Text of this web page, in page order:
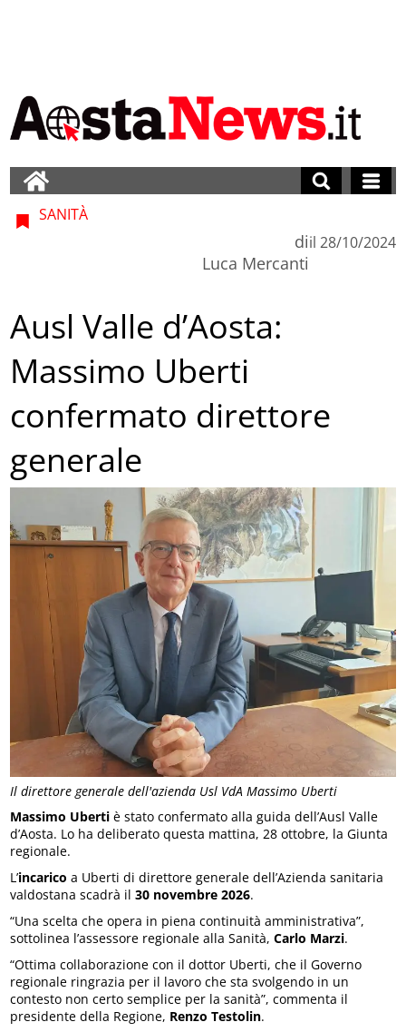
Il direttore generale dell'azienda Usl VdA Massimo Uberti
SANITÀ
di
Luca Mercanti
il 28/10/2024
Ausl Valle d’Aosta:
Massimo Uberti
confermato direttore
generale
Massimo Uberti è stato confermato alla guida dell’Ausl Valle
d’Aosta. Lo ha deliberato questa mattina, 28 ottobre, la Giunta
regionale.
L’incarico a Uberti di direttore generale dell’Azienda sanitaria
valdostana scadrà il30 novembre 2026.
“Una scelta che opera in piena continuità amministrativa”,
sottolinea l’assessore regionale alla Sanità,Carlo Marzi.
“Ottima collaborazione con il dottor Uberti, che il Governo
regionale ringrazia per il lavoro che sta svolgendo in un
contesto non certo semplice per la sanità”, commenta il
presidente della Regione, Renzo Testolin.